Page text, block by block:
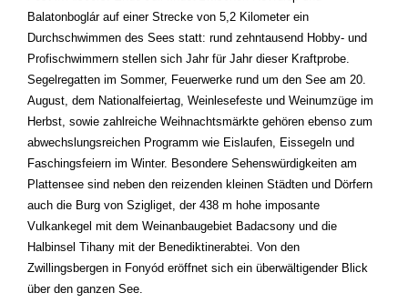
Balatonboglár auf einer Strecke von 5,2 Kilometer ein
Durchschwimmen des Sees statt: rund zehntausend Hobby- und
Profischwimmern stellen sich Jahr für Jahr dieser Kraftprobe.
Segelregatten im Sommer, Feuerwerke rund um den See am 20.
August, dem Nationalfeiertag, Weinlesefeste und Weinumzüge im
Herbst, sowie zahlreiche Weihnachtsmärkte gehören ebenso zum
abwechslungsreichen Programm wie Eislaufen, Eissegeln und
Faschingsfeiern im Winter. Besondere Sehenswürdigkeiten am
Plattensee sind neben den reizenden kleinen Städten und Dörfern
auch die Burg von Szigliget, der 438 m hohe imposante
Vulkankegel mit dem Weinanbaugebiet Badacsony und die
Halbinsel Tihany mit der Benediktinerabtei. Von den
Zwillingsbergen in Fonyód eröffnet sich ein überwältigender Blick
über den ganzen See.